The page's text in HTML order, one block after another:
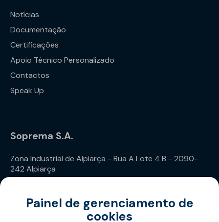
Notícias
Documentação
Certificações
Apoio Técnico Personalizado
Contactos
Speak Up
Soprema S.A.
Zona Industrial de Alpiarça - Rua A Lote 4 B - 2090-
242 Alpiarça
Painel de gerenciamento de
cookies